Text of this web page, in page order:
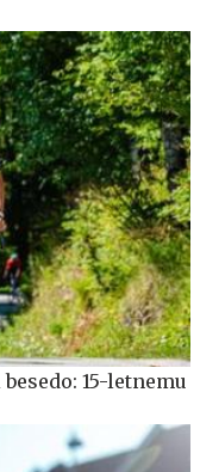
15-letnemu